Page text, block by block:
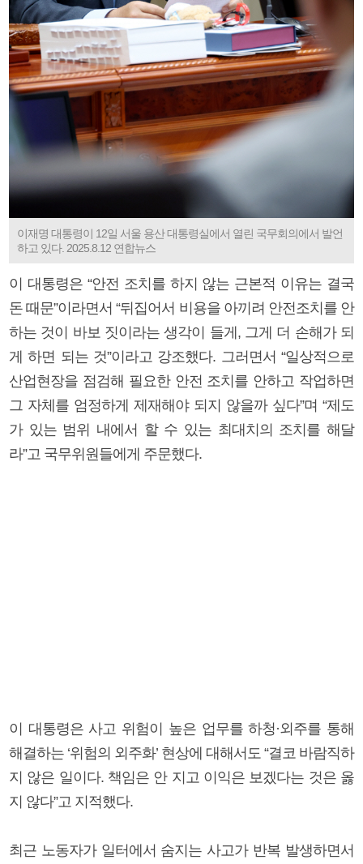
이재명 대통령이 12일 서울 용산 대통령실에서 열린 국무회의에서 발언
하고 있다. 2025.8.12 연합뉴스
이 대통령은 “안전 조치를 하지 않는 근본적 이유는 결국
돈 때문”이라면서 “뒤집어서 비용을 아끼려 안전조치를 안
하는 것이 바보 짓이라는 생각이 들게, 그게 더 손해가 되
게 하면 되는 것”이라고 강조했다. 그러면서 “일상적으로
산업현장을 점검해 필요한 안전 조치를 안하고 작업하면
그 자체를 엄정하게 제재해야 되지 않을까 싶다”며 “제도
가 있는 범위 내에서 할 수 있는 최대치의 조치를 해달
라”고 국무위원들에게 주문했다.
이 대통령은 사고 위험이 높은 업무를 하청·외주를 통해
해결하는 ‘위험의 외주화’ 현상에 대해서도 “결코 바람직하
지 않은 일이다. 책임은 안 지고 이익은 보겠다는 것은 옳
지 않다”고 지적했다.
최근 노동자가 일터에서 숨지는 사고가 반복 발생하면서